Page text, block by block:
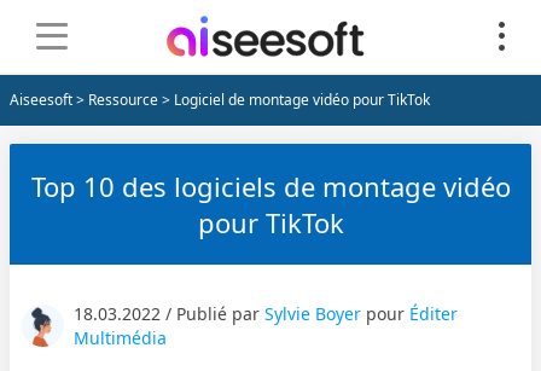
Aiseesoft> Ressource> Logiciel de montage vidéo pour TikTok
Top 10 des logiciels de montage vidéo
pour TikTok
18.03.2022 / Publié parSylvie Boyer pour Éditer
Multimédia